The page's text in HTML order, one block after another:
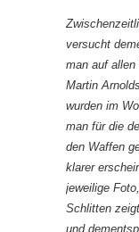
versucht
man auf allen
Martin
wurden im
man für die
den Waffen
klarer
jeweilige
Schlitten
und